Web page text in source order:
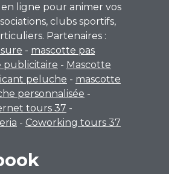
ligne pour animer vos
clubs sportifs,
Partenaires :
- mascotte pas
publicitaire - Mascotte
peluche - mascotte
personnalisée -
tours 37 -
- Coworking tours 37